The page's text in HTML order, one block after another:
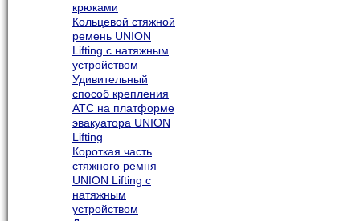
крюками
Кольцевой стяжной
ремень UNION
Lifting с натяжным
устройством
Удивительный
способ крепления
АТС на платформе
эвакуатора UNION
Lifting
Короткая часть
стяжного ремня
UNION Lifting с
натяжным
устройством